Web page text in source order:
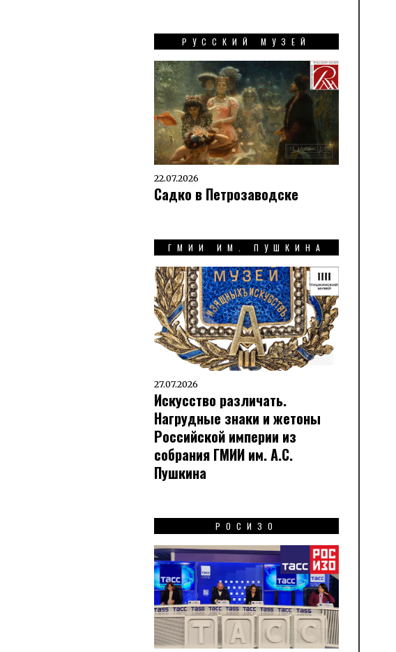
РУССКИЙ МУЗЕЙ
22.07.2026
Садко в Петрозаводске
ГМИИ ИМ. ПУШКИНА
27.07.2026
Искусство различать.
Нагрудные знаки и жетоны
Российской империи из
собрания ГМИИ им. А.С.
Пушкина
РОСИЗО